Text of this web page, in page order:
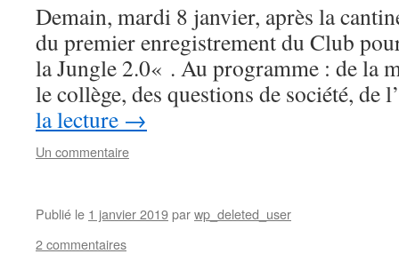
Demain, mardi 8 janvier, après la
du premier enregistrement du Club
la Jungle 2.0« . Au programme : de la
le collège, des questions de société,
la lecture →
Un commentaire
Publié le 1 janvier 2019parwp_deleted_user
2 commentaires